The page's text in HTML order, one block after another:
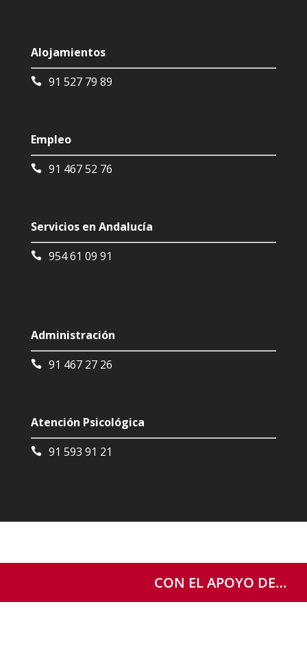
Alojamientos
91 527 79 89
Empleo
91 467 52 76
Servicios en Andalucía
954 61 09 91
Administración
91 467 27 26
Atención Psicológica
91 593 91 21
CON EL APOYO DE…